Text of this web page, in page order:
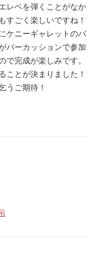
レベを弾くことがなか
すごく楽しいですね！
ケニーギャレットのバ
パーカッションで参加
で完成が楽しみです。
ことが決まりました！
うご期待！